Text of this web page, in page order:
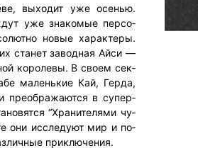
вы­ходит уже осенью.
уже зна­комые пер­со­
но­вые ха­рак­те­ры.
ста­нет за­вод­ная Ай­си —
ко­роле­вы. В сво­ем сек­
ма­лень­кие Кай, Гер­да,
пре­об­ра­жа­ют­ся в су­пер­
“Хра­ните­лями чу­
они ис­сле­ду­ют мир и по­
прик­лю­чения.